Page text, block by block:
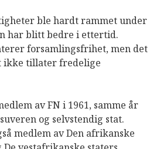
ble hardt rammet under
har blitt bedre i ettertid.
forsamlingsfrihet, men det
ikke tillater fredelige
av FN i 1961, samme år
og selvstendig stat.
medlem av Den afrikanske